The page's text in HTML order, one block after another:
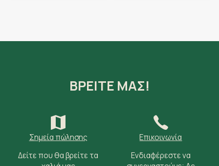
ΒΡΕΙΤΕ ΜΑΣ!
Σημεία πώλησης
Δείτε που θα βρείτε τα
Επικοινωνία
Ενδιαφέρεστε να